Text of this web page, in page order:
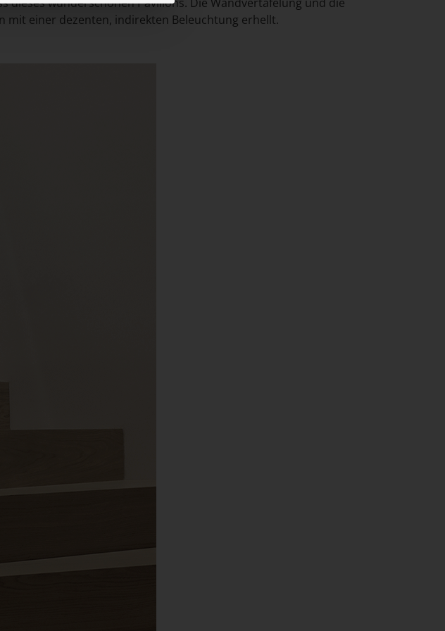
mit einer dezenten, indirekten Beleuchtung erhellt.